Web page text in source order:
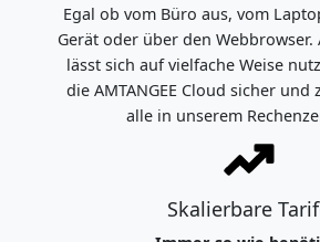
Egal ob vom Büro aus, vom
Gerät oder über den Webbrowser.
lässt sich auf vielfache Weise
die AMTANGEE Cloud sicher
alle in unserem
Skalierbare